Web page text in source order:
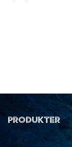
PRODUKTER